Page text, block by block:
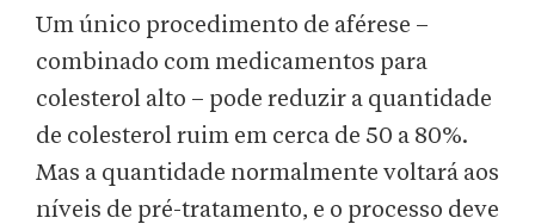
Um único procedimento de aférese –
combinado com medicamentos para
colesterol alto – pode reduzir a quantidade
de colesterol ruim em cerca de 50 a 80%.
Mas a quantidade normalmente voltará aos
níveis de pré-tratamento, e o processo deve